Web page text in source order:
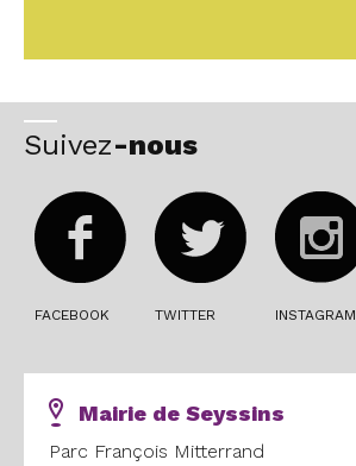
Suivez-nous
FACEBOOK TWITTER INSTAGRAM
Mairie de Seyssins
Parc François Mitterrand